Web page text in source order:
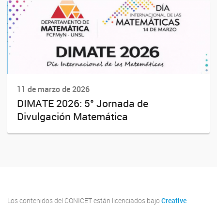
11 de marzo de 2026
DIMATE 2026: 5° Jornada de
Divulgación Matemática
Los contenidos del CONICET están licenciados bajo Creative